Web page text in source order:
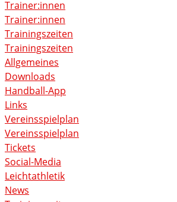
Trainer:innen
Trainer:innen
Trainingszeiten
Trainingszeiten
Allgemeines
Downloads
Handball-App
Links
Vereinsspielplan
Vereinsspielplan
Tickets
Social-Media
Leichtathletik
News